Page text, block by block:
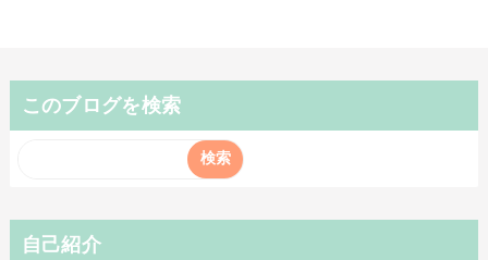
このブログを検索
自己紹介